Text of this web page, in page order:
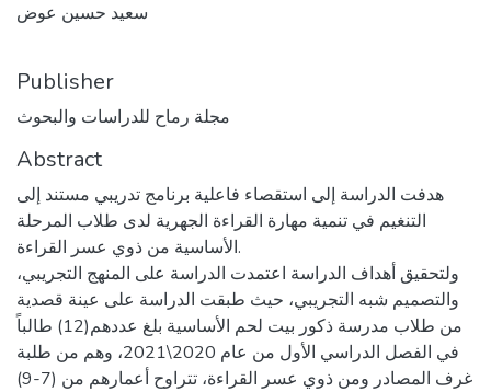
سعيد حسين عوض
Publisher
مجلة رماح للدراسات والبحوث
Abstract
هدفت الدراسة إلى استقصاء فاعلية برنامج تدريبي مستند إلى
التنغيم في تنمية مهارة القراءة الجهرية لدى طلاب المرحلة
الأساسية من ذوي عسر القراءة.
ولتحقيق أهداف الدراسة اعتمدت الدراسة على المنهج التجريبي،
والتصميم شبه التجريبي، حيث طبقت الدراسة على عينة قصدية
من طلاب مدرسة ذكور بيت لحم الأساسية بلغ عددهم(12) طالباً
في الفصل الدراسي الأول من عام 2020\2021، وهم من طلبة
غرف المصادر ومن ذوي عسر القراءة، تتراوح أعمارهم من (7-9)